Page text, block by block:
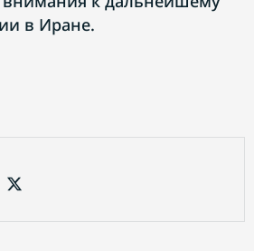
в Иране.